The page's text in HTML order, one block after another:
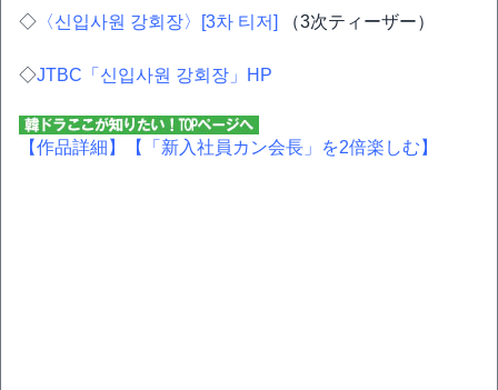
◇ 〈신입사원 강회장〉[3차 티저] （3次ティーザー）
◇JTBC「신입사원 강회장」HP
【作品詳細】 【「新入社員カン会長」を2倍楽しむ】